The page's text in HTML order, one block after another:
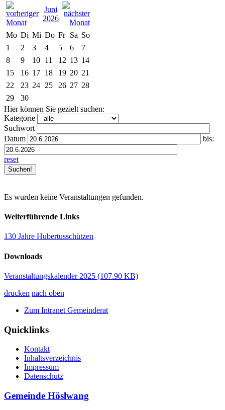
Juni
2026
Mo Di Mi Do Fr Sa So
1
2 3 4 5 6
7
8
9 10 11 12 13 14
15
16 17 18 19 20 21
22
23 24 25 26 27 28
29
30
Hier können Sie gezielt suchen:
Kategorie
Suchwort
Datum
bis:
reset
Es wurden keine Veranstaltungen gefunden.
Weiterführende Links
130 Jahre Hubertusschützen
Downloads
Veranstaltungskalender 2025 (107.90 KB)
drucken nach oben
Zum Intranet Gemeinderat
Quicklinks
Kontakt
Inhaltsverzeichnis
Impressum
Datenschutz
Gemeinde Höslwang